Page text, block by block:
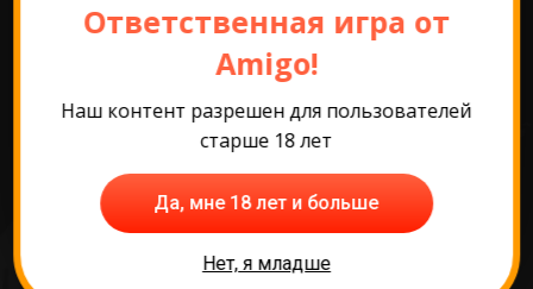
Самые популярные
игры
Ответственная игра от
Amigo!
Наш контент разрешен для пользователей
старше 18 лет
Да, мне 18 лет и больше
Нет, я младше